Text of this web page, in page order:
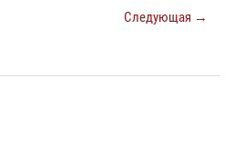
Следующая →